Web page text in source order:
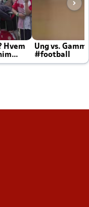
Hvem
Ung vs.
#football